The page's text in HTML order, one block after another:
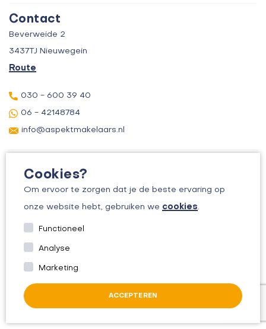
Cookies?
Om ervoor te zorgen dat je de beste ervaring op
onze website hebt, gebruiken we cookies.
Functioneel
Analyse
Marketing
ACCEPTEREN
Taxatie
Verhuur
Over ons
Contact
Beverweide 2
3437TJ Nieuwegein
Route
030 - 600 39 40
06 - 42148784
info@aspektmakelaars.nl